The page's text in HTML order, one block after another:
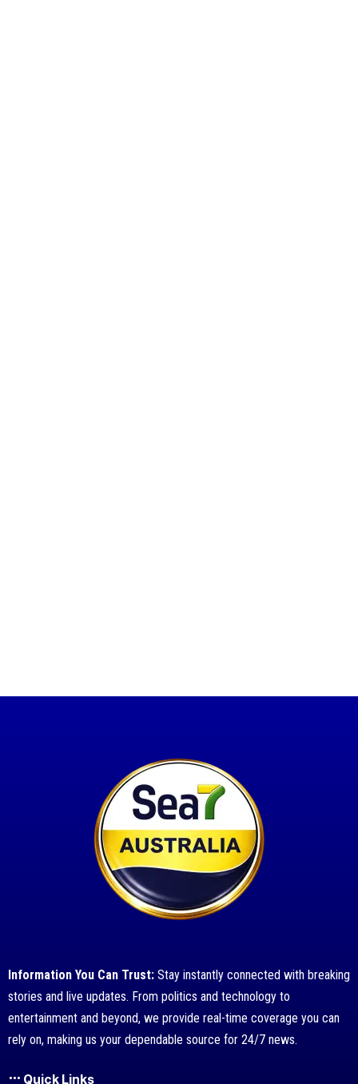
Information You Can Trust: Stay instantly connected with breaking
stories and live updates. From politics and technology to
entertainment and beyond, we provide real-time coverage you can
rely on, making us your dependable source for 24/7 news.
Quick Links